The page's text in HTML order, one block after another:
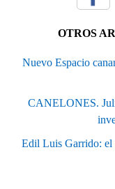
OTROS
Nuevo Espacio
CANELONES.
Edil Luis Garrido: el